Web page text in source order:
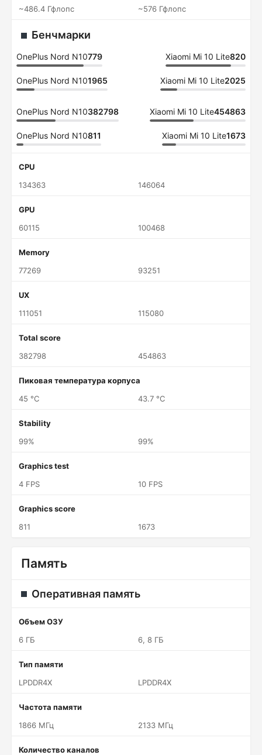
~486.4 Гфлопс
~576 Гфлопс
Бенчмарки
OnePlus Nord N10779 Xiaomi Mi 10 Lite820
OnePlus Nord N101965 Xiaomi Mi 10 Lite2025
OnePlus Nord N10382798 Xiaomi Mi 10 Lite454863
OnePlus Nord N10811 Xiaomi Mi 10 Lite1673
CPU
134363
146064
GPU
60115
100468
Memory
77269
93251
UX
111051
115080
Total score
382798
454863
Пиковая температура корпуса
45 °C
43.7 °C
Stability
99%
99%
Graphics test
4 FPS
10 FPS
Graphics score
811
1673
Память
Оперативная память
Объем ОЗУ
6 ГБ
6, 8 ГБ
Тип памяти
LPDDR4X
LPDDR4X
Частота памяти
1866 МГц
2133 МГц
Количество каналов